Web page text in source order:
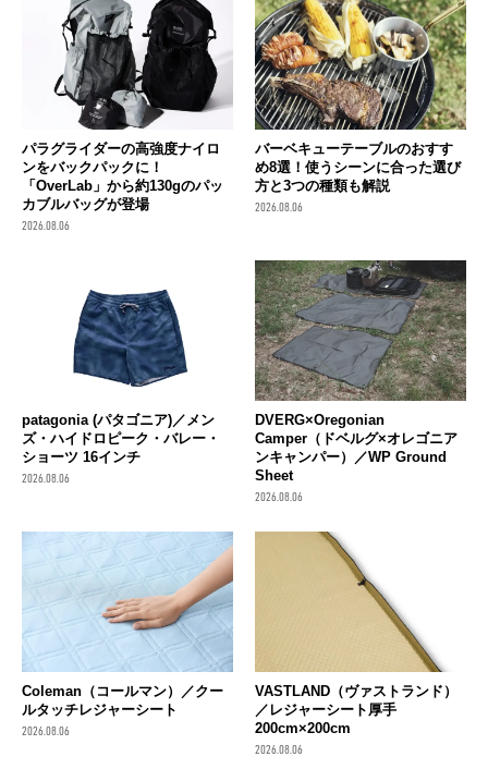
パラグライダーの高強度ナイロ
ンをバックパックに！
「OverLab」から約130gのパッ
カブルバッグが登場
2026.08.06
バーベキューテーブルのおすす
め8選！使うシーンに合った選び
方と3つの種類も解説
2026.08.06
patagonia (パタゴニア)／メン
ズ・ハイドロピーク・バレー・
ショーツ 16インチ
2026.08.06
DVERG×Oregonian
Camper（ドベルグ×オレゴニア
ンキャンパー）／WP Ground
Sheet
2026.08.06
Coleman（コールマン）／クー
ルタッチレジャーシート
2026.08.06
VASTLAND（ヴァストランド）
／レジャーシート厚手
200cm×200cm
2026.08.06